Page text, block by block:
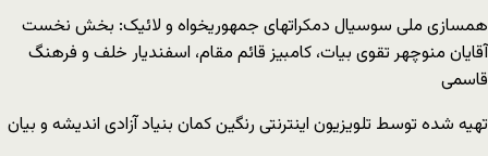
همسازی ملی سوسیال دمکراتهای جمهوریخواه و لائیک: بخش نخست
آقایان منوچهر تقوی بیات، کامبیز قائم مقام، اسفندیار خلف و فرهنگ
قاسمی
تهیه شده توسط تلویزیون اینترنتی رنگین کمان بنیاد آزادی اندیشه و بیان